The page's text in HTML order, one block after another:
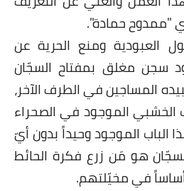
"ممدوح حمادة".
العبودية ومنع الحرية عن
سجن مغلق بمفتاح السجّان
المساجين في الطرف الآخر،
الخشبي الموجود في الصحراء
الباب الموجود وحيداً بدون أيّ
هو مَن زرع فكرة الحائط
في مخيّلتهم.